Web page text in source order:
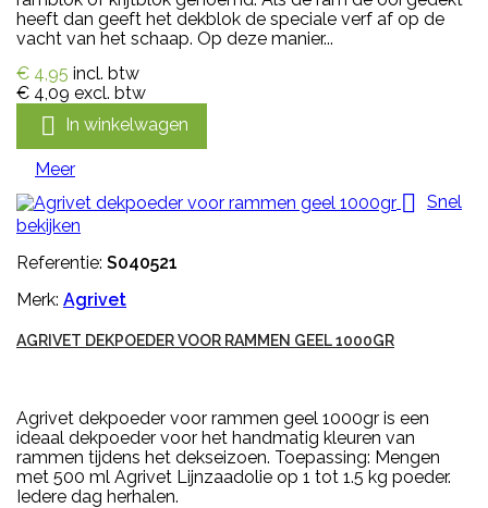
heeft dan geeft het dekblok de speciale verf af op de
vacht van het schaap. Op deze manier...
€ 4,95 incl. btw
€ 4,09 excl. btw
 In winkelwagen
Meer
 Snel
bekijken
Referentie: S040521
Merk: Agrivet
AGRIVET DEKPOEDER VOOR RAMMEN GEEL 1000GR
Agrivet dekpoeder voor rammen geel 1000gr is een
ideaal dekpoeder voor het handmatig kleuren van
rammen tijdens het dekseizoen. Toepassing: Mengen
met 500 ml Agrivet Lijnzaadolie op 1 tot 1.5 kg poeder.
Iedere dag herhalen.